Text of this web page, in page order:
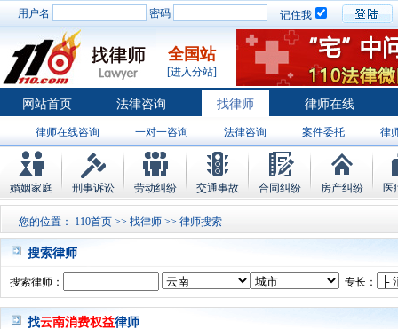
用户名 密码 记住我
全国站
[进入分站]
网站首页 法律咨询 找律师 律师在线
律师在线咨询 一对一咨询 法律咨询 案件委托 律
婚姻家庭 刑事诉讼 劳动纠纷 交通事故 合同纠纷 房产纠纷 医
您的位置： 110首页 >> 找律师 >> 律师搜索
搜索律师
搜索律师： 专长：
找云南消费权益律师